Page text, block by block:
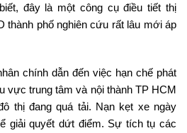
đây là một công cụ điều tiết thị
phố nghiên cứu rất lâu mới áp
chính dẫn đến việc hạn chế phát
vực trung tâm và nội thành TP HCM
thị đang quá tải. Nạn kẹt xe ngày
giải quyết dứt điểm. Sự tích tụ các